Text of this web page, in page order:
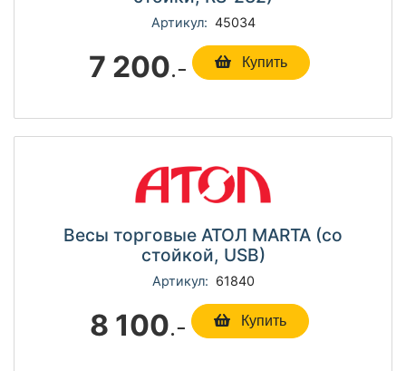
Артикул: 45034
7 200.- Купить
Весы торговые АТОЛ MARTA (со
стойкой, USB)
Артикул: 61840
8 100.- Купить